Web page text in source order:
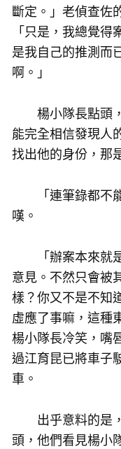
斷定。」老偵查佐
「只是，我總覺
是我自己的推測而
啊。」
楊小隊長點頭，
能完全相信發現人
找出他的身份，那
「連筆錄都不能
嘆。
「辦案本來就是
意見。不然只會被
樣？你又不是不知
虛應了事嘛，這種
楊小隊長冷笑，嘴
過江育昆已將車子
車。
出乎意料的是，
頭，他們看見楊小